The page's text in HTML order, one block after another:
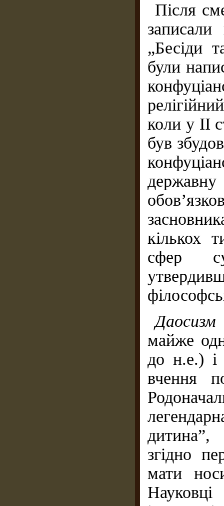
Після
„Бесіди
були
коли у ІІ
був
кількох
сфер
Даосизм
майже
до н.е.) і
вчення
згідно
мати